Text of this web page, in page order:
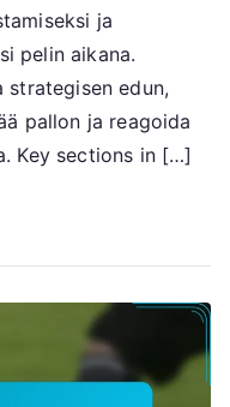
ja
pelin aikana.
edun,
pallon ja reagoida
Key sections in […]